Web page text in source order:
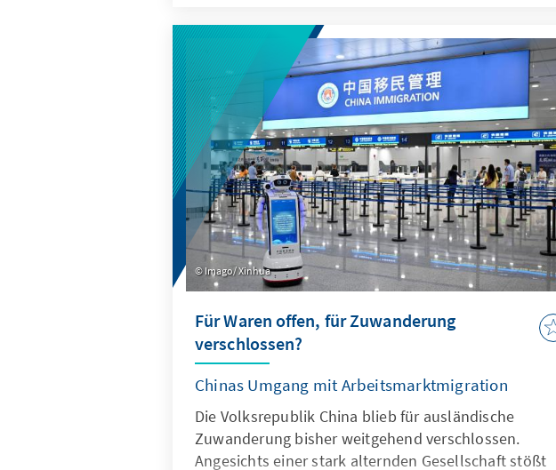
Ausnahmen verbunden werden, um die Regeln für
digitale Dienste neu auszurichten: Kinder müssen
wirksam geschützt werden, zugleich muss der Markt
für europäische Alternativen zum heutigen Oligopol
geöffnet werden.
Imago/ Xinhua
Für Waren offen, für Zuwanderung
verschlossen?
Chinas Umgang mit Arbeitsmarktmigration
Die Volksrepublik China blieb für ausländische
Zuwanderung bisher weitgehend verschlossen.
Angesichts einer stark alternden Gesellschaft stößt